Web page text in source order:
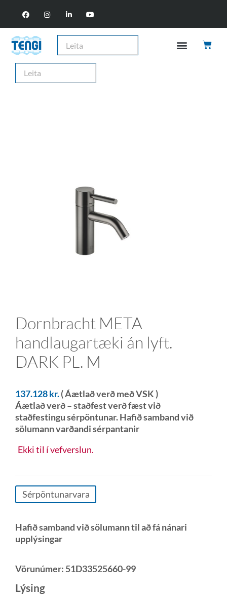
Dornbracht META
handlaugartæki án lyft.
DARK PL. M
137.128kr.( Áætlað verð með VSK )
Áætlað verð – staðfest verð fæst við
staðfestingu sérpöntunar. Hafið samband við
sölumann varðandi sérpantanir
Ekki til í vefverslun.
Sérpöntunarvara
Hafið samband við sölumann til að fá nánari
upplýsingar
Vörunúmer: 51D33525660-99
Lýsing